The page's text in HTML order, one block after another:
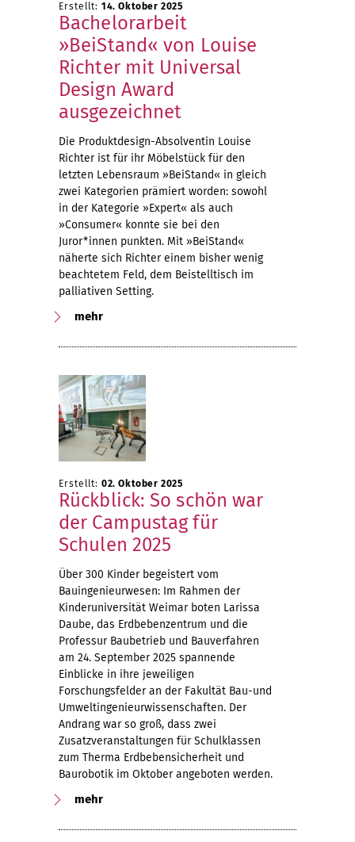
Erstellt: 14. Oktober 2025
Bachelorarbeit
»BeiStand« von Louise
Richter mit Universal
Design Award
ausgezeichnet
Die Produktdesign-Absolventin Louise
Richter ist für ihr Möbelstück für den
letzten Lebensraum »BeiStand« in gleich
zwei Kategorien prämiert worden: sowohl
in der Kategorie »Expert« als auch
»Consumer« konnte sie bei den
Juror*innen punkten. Mit »BeiStand«
näherte sich Richter einem bisher wenig
beachtetem Feld, dem Beistelltisch im
palliativen Setting.
mehr
Erstellt: 02. Oktober 2025
Rückblick: So schön war
der Campustag für
Schulen 2025
Über 300 Kinder begeistert vom
Bauingenieurwesen: Im Rahmen der
Kinderuniversität Weimar boten Larissa
Daube, das Erdbebenzentrum und die
Professur Baubetrieb und Bauverfahren
am 24. September 2025 spannende
Einblicke in ihre jeweiligen
Forschungsfelder an der Fakultät Bau-und
Umweltingenieurwissenschaften. Der
Andrang war so groß, dass zwei
Zusatzveranstaltungen für Schulklassen
zum Therma Erdbebensicherheit und
Baurobotik im Oktober angeboten werden.
mehr